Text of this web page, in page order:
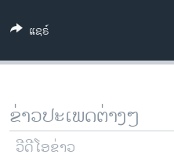
ພາສາອັງກິດ
ລາຍການກະຈາຍສຽງ
ລາຍງານ
ຕິດຕາມພວກເຮົາ ທີ່
ແຊຣ໌
ຂ່າວປະເພດຕ່າງໆ
ວີດີໂອຂ່າວ